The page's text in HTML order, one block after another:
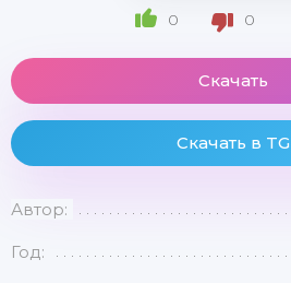
0 0
Скачать
Скачать в TG
Автор:
Год: